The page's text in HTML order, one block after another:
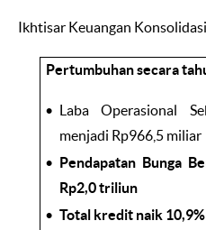
Ikhtisar Keuangan
Pertumbuhan secara
Laba Operasional
menjadi Rp966,5 miliar
Pendapatan Bunga
Rp2,0 triliun
Total kredit naik